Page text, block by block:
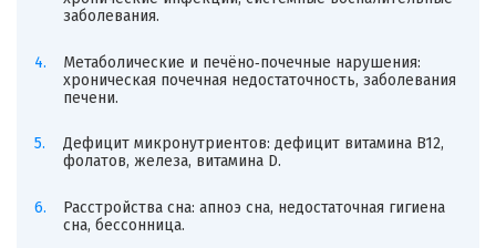
заболевания.
Метаболические и печёно‑почечные нарушения:
хроническая почечная недостаточность, заболевания
печени.
Дефицит микронутриентов: дефицит витамина B12,
фолатов, железа, витамина D.
Расстройства сна: апноэ сна, недостаточная гигиена
сна, бессонница.